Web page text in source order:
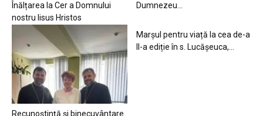
Înălțarea la Cer a Domnului
nostru Iisus Hristos
Dumnezeu…
Recunoștință și binecuvântare
Marșul pentru viață la cea de-a
II-a ediție în s. Lucășeuca,...